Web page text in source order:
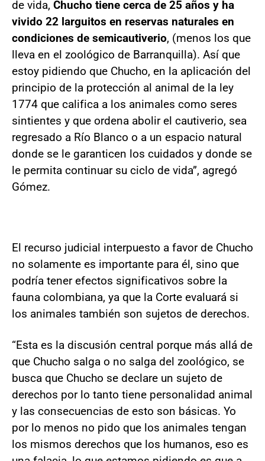
de vida, Chucho tiene cerca de 25 años y ha
vivido 22 larguitos en reservas naturales en
condiciones de semicautiverio, (menos los que
lleva en el zoológico de Barranquilla). Así que
estoy pidiendo que Chucho, en la aplicación del
principio de la protección al animal de la ley
1774 que califica a los animales como seres
sintientes y que ordena abolir el cautiverio, sea
regresado a Río Blanco o a un espacio natural
donde se le garanticen los cuidados y donde se
le permita continuar su ciclo de vida”, agregó
Gómez.
El recurso judicial interpuesto a favor de Chucho
no solamente es importante para él, sino que
podría tener efectos significativos sobre la
fauna colombiana, ya que la Corte evaluará si
los animales también son sujetos de derechos.
“Esta es la discusión central porque más allá de
que Chucho salga o no salga del zoológico, se
busca que Chucho se declare un sujeto de
derechos por lo tanto tiene personalidad animal
y las consecuencias de esto son básicas. Yo
por lo menos no pido que los animales tengan
los mismos derechos que los humanos, eso es